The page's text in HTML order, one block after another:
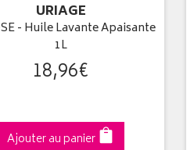
URIAGE
- Huile Lavante Apaisante
1L
18,96€
Ajouter au panier